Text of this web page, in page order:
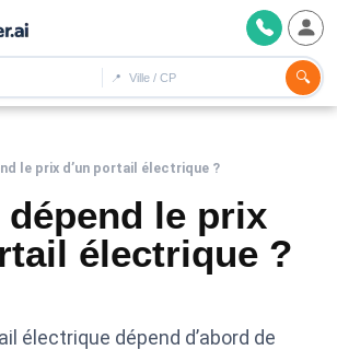
📍 🔍
le prix d’un portail électrique ?
dépend le prix
électrique ?
électrique dépend d’abord de